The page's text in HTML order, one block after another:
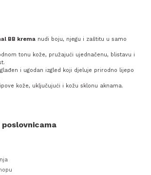
BB kremanudi boju, njegu i zaštitu u samo
tonu kože, pružajući ujednačenu, blistavu i
i ugodan izgled koji djeluje prirodno lijepo
kože, uključujući i kožu sklonu aknama.